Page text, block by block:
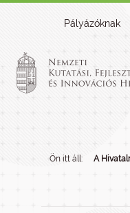
Pályázóknak
Ön itt áll: A